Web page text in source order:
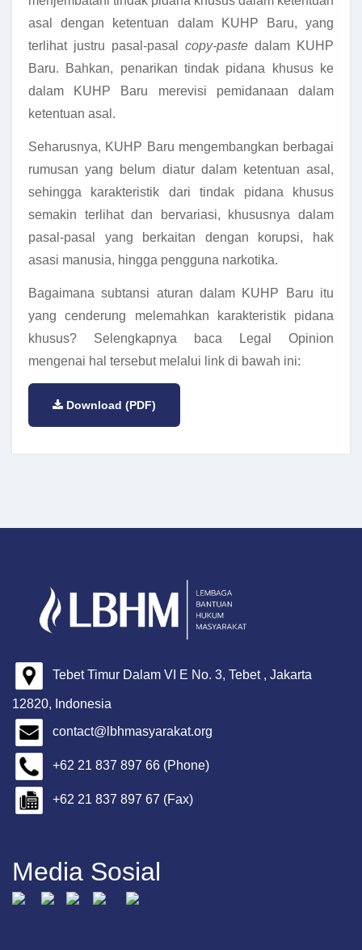
asal dengan ketentuan dalam KUHP Baru, yang
terlihat justru pasal-pasal copy-paste dalam KUHP
Baru. Bahkan, penarikan tindak pidana khusus ke
dalam KUHP Baru merevisi pemidanaan dalam
ketentuan asal.
Seharusnya, KUHP Baru mengembangkan berbagai
rumusan yang belum diatur dalam ketentuan asal,
sehingga karakteristik dari tindak pidana khusus
semakin terlihat dan bervariasi, khususnya dalam
pasal-pasal yang berkaitan dengan korupsi, hak
asasi manusia, hingga pengguna narkotika.
Bagaimana subtansi aturan dalam KUHP Baru itu
yang cenderung melemahkan karakteristik pidana
khusus? Selengkapnya baca Legal Opinion
mengenai hal tersebut melalui link di bawah ini:
Download (PDF)
Tebet Timur Dalam VI E No. 3, Tebet , Jakarta
12820, Indonesia
contact@lbhmasyarakat.org
+62 21 837 897 66 (Phone)
+62 21 837 897 67 (Fax)
Media Sosial